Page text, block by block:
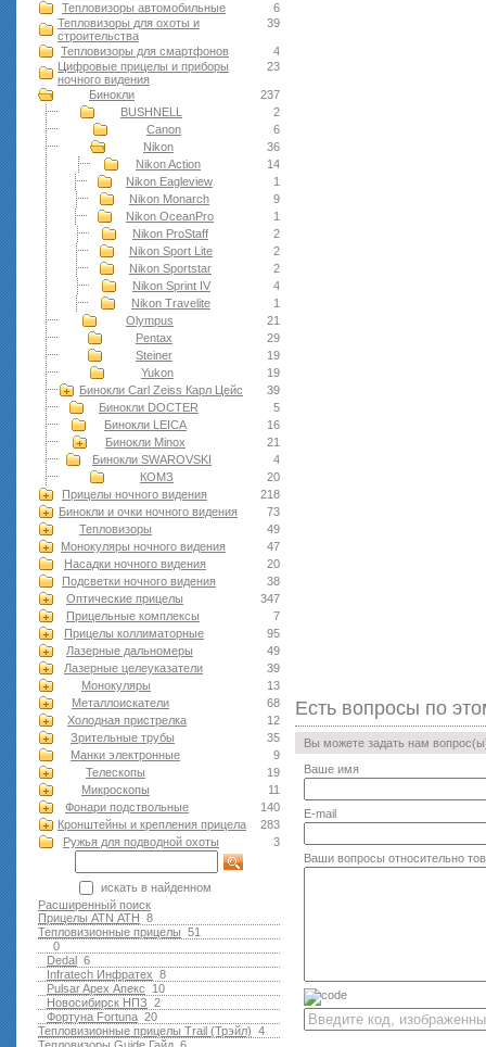
6
Тепловизоры автомобильные
39
Тепловизоры для охоты и
строительства
4
Тепловизоры для смартфонов
23
Цифровые прицелы и приборы
ночного видения
237
Бинокли
2
BUSHNELL
6
Canon
36
Nikon
14
Nikon Action
1
Nikon Eagleview
9
Nikon Monarch
1
Nikon OceanPro
2
Nikon ProStaff
2
Nikon Sport Lite
2
Nikon Sportstar
4
Nikon Sprint IV
1
Nikon Travelite
21
Olympus
29
Pentax
19
Steiner
19
Yukon
39
Бинокли Carl Zeiss Карл Цейс
5
Бинокли DOCTER
16
Бинокли LEICA
21
Бинокли Minox
4
Бинокли SWAROVSKI
20
КОМЗ
218
Прицелы ночного видения
73
Бинокли и очки ночного видения
49
Тепловизоры
47
Монокуляры ночного видения
20
Насадки ночного видения
38
Подсветки ночного видения
347
Оптические прицелы
7
Прицельные комплексы
95
Прицелы коллиматорные
49
Лазерные дальномеры
39
Лазерные целеуказатели
13
Монокуляры
68
Металлоискатели
12
Холодная пристрелка
35
Зрительные трубы
9
Манки электронные
19
Телескопы
11
Микроскопы
140
Фонари подствольные
283
Кронштейны и крепления прицела
3
Ружья для подводной оxоты
искать в найденном
Расширенный поиск
8
Прицелы ATN АТН
51
Тепловизионные прицелы
0
6
Dedal
8
Infratech Инфратех
10
Pulsar Apex Апекс
2
Новосибирск НПЗ
20
Фортуна Fortuna
4
Тепловизионные прицелы Trail (Трэйл)
Есть вопросы по
Вы можете задать нам
Ваше имя
E-mail
Ваши вопросы относительно